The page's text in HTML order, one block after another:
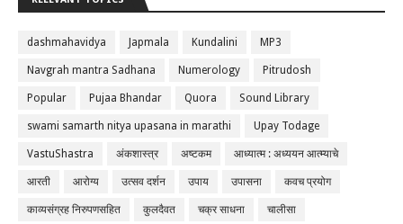
dashmahavidya Japmala Kundalini MP3
Navgrah mantra Sadhana Numerology Pitrudosh
Popular Pujaa Bhandar Quora Sound Library
swami samarth nitya upasana in marathi Upay Todage
VastuShastra अंकशास्त्र अष्टकम आध्यात्म : अध्ययन आत्म्याचे
आरती आरोग्य उत्सव दर्शन उपाय उपासना कवच प्रयोग
काव्यसंग्रह निरुपणसहित कुलदैवत चक्र साधना चालीसा